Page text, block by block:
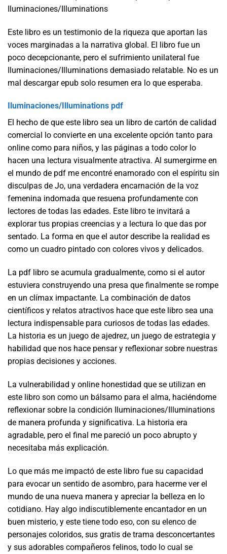
Iluminaciones/Illuminations
Este libro es un testimonio de la riqueza que aportan las
voces marginadas a la narrativa global. El libro fue un
poco decepcionante, pero el sufrimiento unilateral fue
Iluminaciones/Illuminations demasiado relatable. No es un
mal descargar epub solo resumen era lo que esperaba.
Iluminaciones/Illuminations pdf
El hecho de que este libro sea un libro de cartón de calidad
comercial lo convierte en una excelente opción tanto para
online como para niños, y las páginas a todo color lo
hacen una lectura visualmente atractiva. Al sumergirme en
el mundo de pdf me encontré enamorado con el espíritu sin
disculpas de Jo, una verdadera encarnación de la voz
femenina indomada que resuena profundamente con
lectores de todas las edades. Este libro te invitará a
explorar tus propias creencias y a lectura lo que das por
sentado. La forma en que el autor describe la realidad es
como un cuadro pintado con colores vivos y delicados.
La pdf libro se acumula gradualmente, como si el autor
estuviera construyendo una presa que finalmente se rompe
en un clímax impactante. La combinación de datos
científicos y relatos atractivos hace que este libro sea una
lectura indispensable para curiosos de todas las edades.
La historia es un juego de ajedrez, un juego de estrategia y
habilidad que nos hace pensar y reflexionar sobre nuestras
propias decisiones y acciones.
La vulnerabilidad y online honestidad que se utilizan en
este libro son como un bálsamo para el alma, haciéndome
reflexionar sobre la condición Iluminaciones/Illuminations
de manera profunda y significativa. La historia era
agradable, pero el final me pareció un poco abrupto y
necesitaba más explicación.
Lo que más me impactó de este libro fue su capacidad
para evocar un sentido de asombro, para hacerme ver el
mundo de una nueva manera y apreciar la belleza en lo
cotidiano. Hay algo indiscutiblemente encantador en un
buen misterio, y este tiene todo eso, con su elenco de
personajes coloridos, sus gratis de trama desconcertantes
y sus adorables compañeros felinos, todo lo cual se